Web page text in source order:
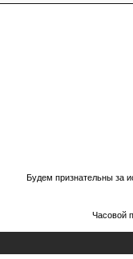
Будем признательны за
Часовой